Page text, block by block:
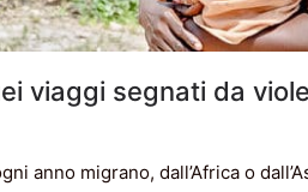
viaggi segnati da
anno migrano, dall’Africa o